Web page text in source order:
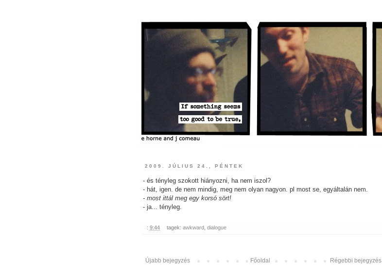
2009. JÚLIUS 24., PÉNTEK
- és tényleg szokott hiányozni, ha nem iszol?
- hát, igen. de nem mindig, meg nem olyan nagyon. pl most se, egyáltalán nem.
- most ittál meg egy korsó sört!
- ja... tényleg.
: 9:44 tagek: awkward, dialogue
Újabb bejegyzés Régebbi bejegyzés
Főoldal